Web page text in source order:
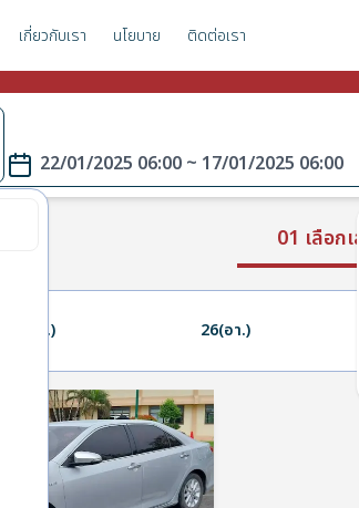
เกี่ยวกับเรา นโยบาย ติดต่อเรา
22/01/2025 06:00 ~ 17/01/2025 06:00
01 เลือก
25(ส.) 26(อา.)